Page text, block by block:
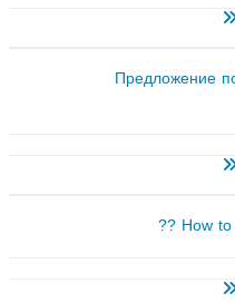
Предложение
How